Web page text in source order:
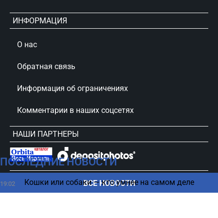
ПОСЛЕДНИЕ НОВОСТИ
19:02 Кошки или собаки — кто умнее на самом деле
ВСЕ НОВОСТИ
ИНФОРМАЦИЯ
О нас
Обратная связь
Информация об ограничениях
Комментарии в наших соцсетях
НАШИ ПАРТНЕРЫ
сursorinfo.co.il © Все права защищены